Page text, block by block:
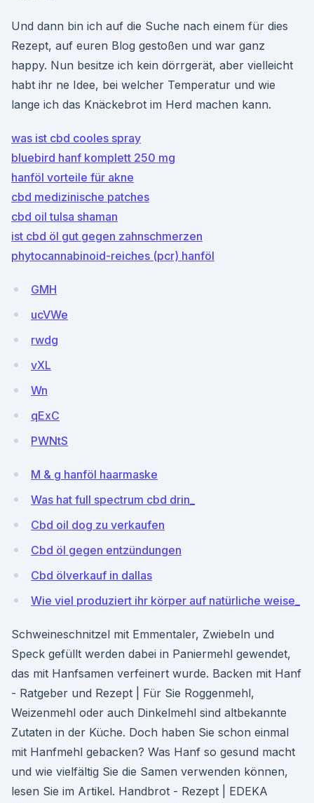
Und dann bin ich auf die Suche nach einem für dies
Rezept, auf euren Blog gestoßen und war ganz
happy. Nun besitze ich kein dörrgerät, aber vielleicht
habt ihr ne Idee, bei welcher Temperatur und wie
lange ich das Knäckebrot im Herd machen kann.
was ist cbd cooles spray
bluebird hanf komplett 250 mg
hanföl vorteile für akne
cbd medizinische patches
cbd oil tulsa shaman
ist cbd öl gut gegen zahnschmerzen
phytocannabinoid-reiches (pcr) hanföl
GMH
ucVWe
rwdg
vXL
Wn
qExC
PWNtS
M & g hanföl haarmaske
Was hat full spectrum cbd drin_
Cbd oil dog zu verkaufen
Cbd öl gegen entzündungen
Cbd ölverkauf in dallas
Wie viel produziert ihr körper auf natürliche weise_
Schweineschnitzel mit Emmentaler, Zwiebeln und
Speck gefüllt werden dabei in Paniermehl gewendet,
das mit Hanfsamen verfeinert wurde. Backen mit Hanf
- Ratgeber und Rezept | Für Sie Roggenmehl,
Weizenmehl oder auch Dinkelmehl sind altbekannte
Zutaten in der Küche. Doch haben Sie schon einmal
mit Hanfmehl gebacken? Was Hanf so gesund macht
und wie vielfältig Sie die Samen verwenden können,
lesen Sie im Artikel. Handbrot - Rezept | EDEKA